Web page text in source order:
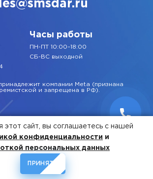
Часы работы
ПН-ПТ 10:00–18:00
СБ-ВС выходной
компании Meta (признана
и запрещена в РФ).
этот сайт, вы соглашаетесь с нашей
конфиденциальности и
персональных данных
ПРИНЯТЬ